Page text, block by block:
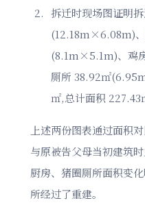
拆迁时现场图证明
(12.18m×6.08m)、
(8.1m×5.1m)、鸡
厕所 38.92㎡
㎡,总计面积 227.43
上述两份图表通过面积
与原被告父母当初建筑
厨房、猪圈厕所面积变
所经过了重建。